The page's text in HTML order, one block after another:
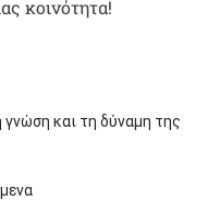
κοινότητα!
και τη δύναμη της